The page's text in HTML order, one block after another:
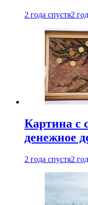
2 года спустя2
Картина с
денежное
2 года спустя2